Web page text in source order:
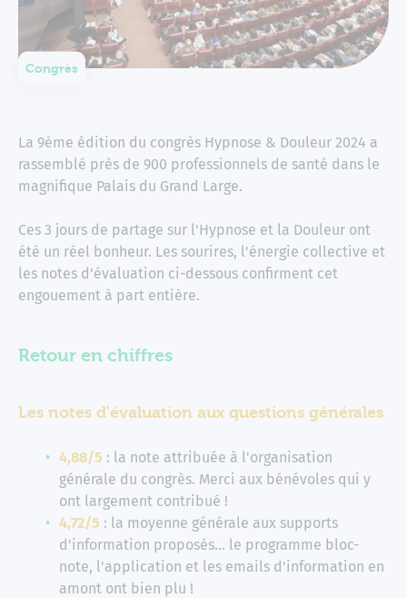
Congrès
La 9ème édition du congrès Hypnose & Douleur 2024 a
rassemblé près de 900 professionnels de santé dans le
magnifique Palais du Grand Large.
Ces 3 jours de partage sur l'Hypnose et la Douleur ont
été un réel bonheur. Les sourires, l'énergie collective et
les notes d'évaluation ci-dessous confirment cet
engouement à part entière.
Retour en chiffres
Les notes d'évaluation aux questions générales
4,88/5 : la note attribuée à l'organisation
générale du congrès. Merci aux bénévoles qui y
ont largement contribué !
4,72/5 : la moyenne générale aux supports
d'information proposés… le programme bloc-
note, l'application et les emails d'information en
amont ont bien plu !